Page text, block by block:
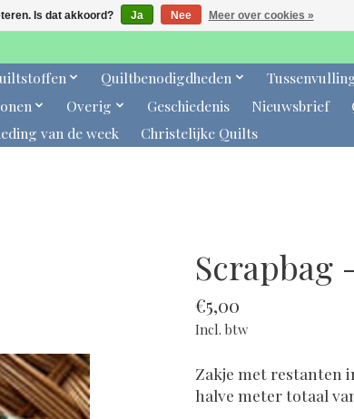
Quiltbenodigdheden
Overig Geschiedenis Nieuwsbrief
van de week
Christelijke Quilts
Scrapbag
€5,00
Incl. btw
Zakje met restanten
halve meter totaal
Is dat akkoord? Ja Nee Meer over cookies »